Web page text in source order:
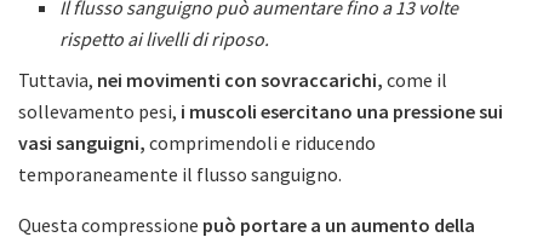
Il flusso sanguigno può aumentare fino a 13 volte
rispetto ai livelli di riposo.
Tuttavia, nei movimenti con sovraccarichi, come il
sollevamento pesi, i muscoli esercitano una pressione sui
vasi sanguigni, comprimendoli e riducendo
temporaneamente il flusso sanguigno.
Questa compressione può portare a un aumento della